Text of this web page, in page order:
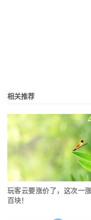
相关推荐
玩客云要涨价了，这次一
百块！